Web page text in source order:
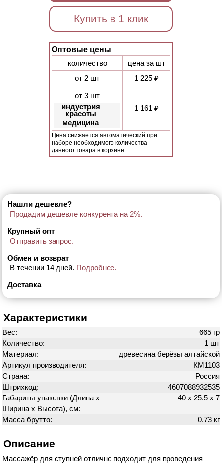
Купить в 1 клик
Оптовые цены
количество
цена за шт
от 2 шт
1 225 ₽
от 3 шт
индустрия
красоты
медицина
1 161 ₽
Цена снижается автоматический при
наборе необходимого количества
данного товара в корзине.
Нашли дешевле?
Продадим дешевле конкурента на 2%.
Крупный опт
Отправить запрос.
Обмен и возврат
В течении 14 дней. Подробнее.
Доставка
Характеристики
Вес:
665 гр
Количество:
1 шт
Материал:
древесина берёзы алтайской
Артикул производителя:
КМ1103
Страна:
Россия
Штрихкод:
4607088932535
Габариты упаковки (Длина х
Ширина х Высота), см:
40 х 25.5 х 7
Масса брутто: 0.73 кг
Описание
Массажёр для ступней отлично подходит для проведения